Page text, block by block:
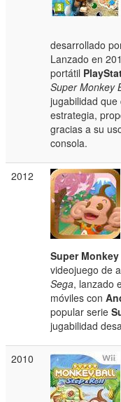
desarrollado
Lanzado en
portátil
Super Monkey
jugabilidad
estrategia,
gracias a su
consola.
2012
Super
videojuego de
Sega, lanzado
móviles con
popular serie
jugabilidad
2010